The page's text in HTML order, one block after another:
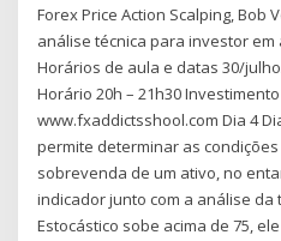
Forex Price Action Scalping, Bob
análise técnica para investor em
Horários de aula e datas 30/
Horário 20h – 21h30 Investimento
www.fxaddictsshool.com Dia 4
permite determinar as
sobrevenda de um ativo, no
indicador junto com a análise da
Estocástico sobe acima de 75,